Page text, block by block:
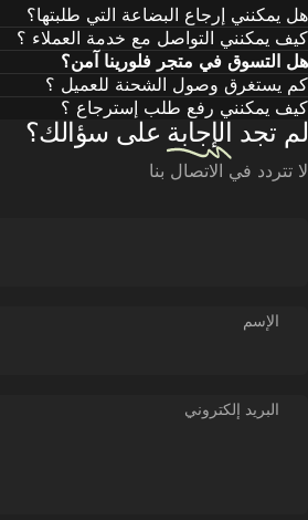
يمكنني إرجاع البضاعة التي طلبتها؟
يمكنني التواصل مع خدمة العملاء ؟
التسوق في متجر فلورينا آمن؟
يستغرق وصول الشحنة للعميل ؟
يمكنني رفع طلب إسترجاع ؟
تجدالإجابةعلى سؤالك؟
في الاتصال بنا
الإسم
البريد إلكتروني